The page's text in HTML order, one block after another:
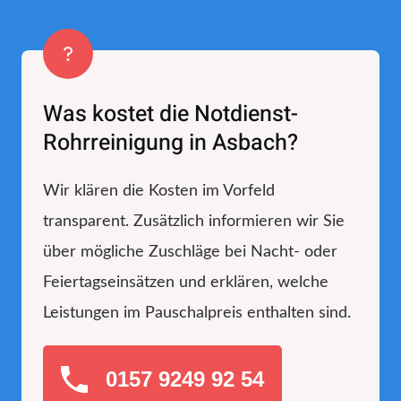
Was kostet die Notdienst-
Rohrreinigung in Asbach?
Wir klären die Kosten im Vorfeld
transparent. Zusätzlich informieren wir Sie
über mögliche Zuschläge bei Nacht- oder
Feiertagseinsätzen und erklären, welche
Leistungen im Pauschalpreis enthalten sind.
0157 9249 92 54